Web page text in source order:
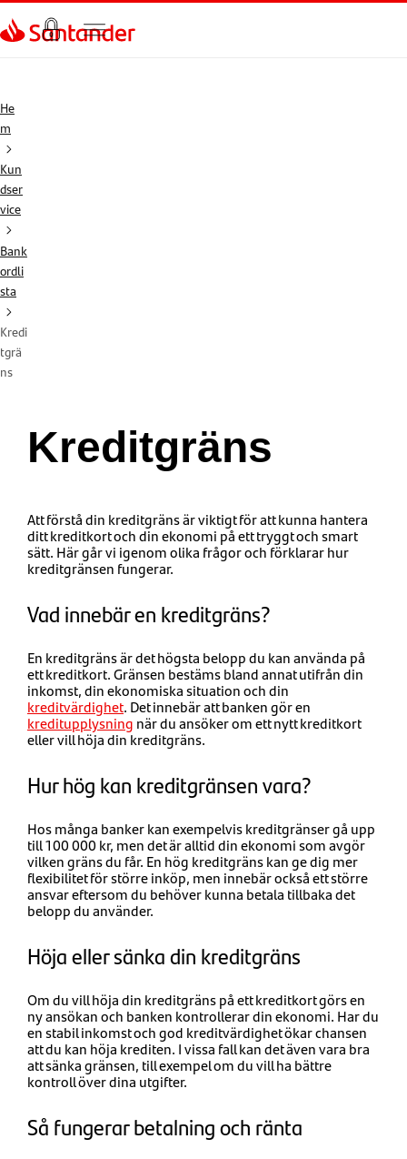
Gå direkt till textinnehål
He
m
Kun
dser
vice
Bank
ordli
sta
Kredi
tgrä
ns
Kreditgräns
Att förstå din kreditgräns är viktigt för att kunna hantera
ditt kreditkort och din ekonomi på ett tryggt och smart
sätt. Här går vi igenom olika frågor och förklarar hur
kreditgränsen fungerar.
Vad innebär en kreditgräns?
En kreditgräns är det högsta belopp du kan använda på
ett kreditkort. Gränsen bestäms bland annat utifrån din
inkomst, din ekonomiska situation och din
kreditvärdighet. Det innebär att banken gör en
kreditupplysning när du ansöker om ett nytt kreditkort
eller vill höja din kreditgräns.
Hur hög kan kreditgränsen vara?
Hos många banker kan exempelvis kreditgränser gå upp
till 100 000 kr, men det är alltid din ekonomi som avgör
vilken gräns du får. En hög kreditgräns kan ge dig mer
flexibilitet för större inköp, men innebär också ett större
ansvar eftersom du behöver kunna betala tillbaka det
belopp du använder.
Höja eller sänka din kreditgräns
Om du vill höja din kreditgräns på ett kreditkort görs en
ny ansökan och banken kontrollerar din ekonomi. Har du
en stabil inkomst och god kreditvärdighet ökar chansen
att du kan höja krediten. I vissa fall kan det även vara bra
att sänka gränsen, till exempel om du vill ha bättre
kontroll över dina utgifter.
Så fungerar betalning och ränta